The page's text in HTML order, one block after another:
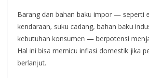
Barang dan bahan baku impor — seperti
kendaraan, suku cadang, bahan baku
kebutuhan konsumen — berpotensi
Hal ini bisa memicu inflasi domestik jika
berlanjut.